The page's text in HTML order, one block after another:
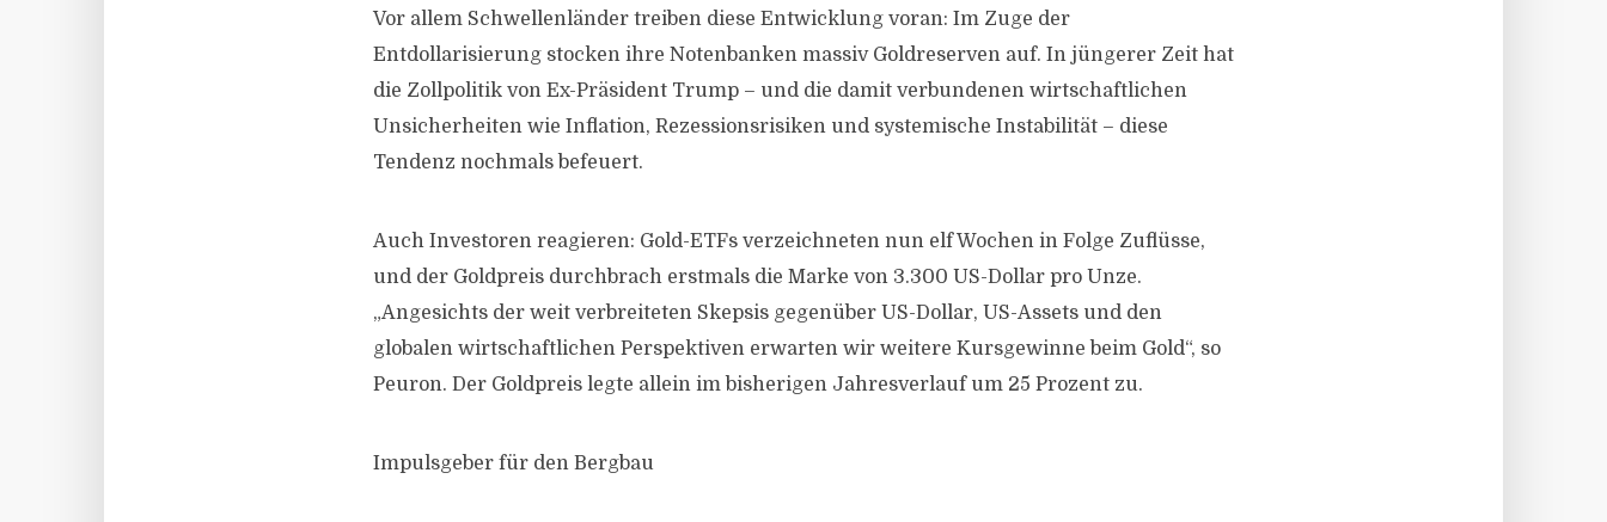
Vor allem Schwellenländer treiben diese Entwicklung voran: Im Zuge der
Entdollarisierung stocken ihre Notenbanken massiv Goldreserven auf. In jüngerer Zeit hat
die Zollpolitik von Ex-Präsident Trump – und die damit verbundenen wirtschaftlichen
Unsicherheiten wie Inflation, Rezessionsrisiken und systemische Instabilität – diese
Tendenz nochmals befeuert.
Auch Investoren reagieren: Gold-ETFs verzeichneten nun elf Wochen in Folge Zuflüsse,
und der Goldpreis durchbrach erstmals die Marke von 3.300 US-Dollar pro Unze.
„Angesichts der weit verbreiteten Skepsis gegenüber US-Dollar, US-Assets und den
globalen wirtschaftlichen Perspektiven erwarten wir weitere Kursgewinne beim Gold“, so
Peuron. Der Goldpreis legte allein im bisherigen Jahresverlauf um 25 Prozent zu.
Impulsgeber für den Bergbau